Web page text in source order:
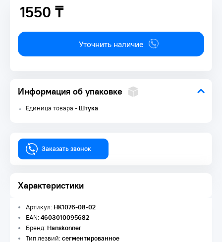
1550 ₸
1550 ₸
Уточнить наличие
Информация об упаковке
Единица товара -Штука
Заказать звонок
Характеристики
Артикул:HK1076-08-02
EAN:4603010095682
Бренд:Hanskonner
Тип лезвий:сегментированное